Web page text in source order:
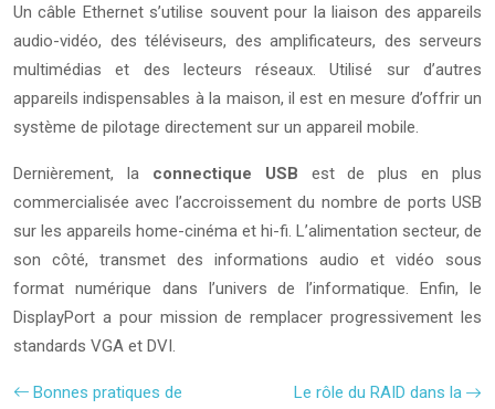
Un câble Ethernet s’utilise souvent pour la liaison des appareils
audio-vidéo, des téléviseurs, des amplificateurs, des serveurs
multimédias et des lecteurs réseaux. Utilisé sur d’autres
appareils indispensables à la maison, il est en mesure d’offrir un
système de pilotage directement sur un appareil mobile.
Dernièrement, la connectique USB est de plus en plus
commercialisée avec l’accroissement du nombre de ports USB
sur les appareils home-cinéma et hi-fi. L’alimentation secteur, de
son côté, transmet des informations audio et vidéo sous
format numérique dans l’univers de l’informatique. Enfin, le
DisplayPort a pour mission de remplacer progressivement les
standards VGA et DVI.
Bonnes pratiques de
Le rôle du RAID dans la